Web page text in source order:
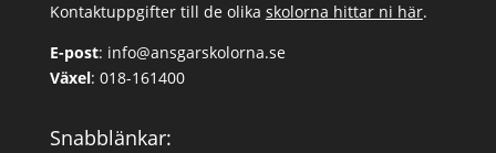
Kontaktuppgifter till de olika skolorna hittar ni här.
E-post: info@ansgarskolorna.se
Växel: 018-161400
Snabblänkar: